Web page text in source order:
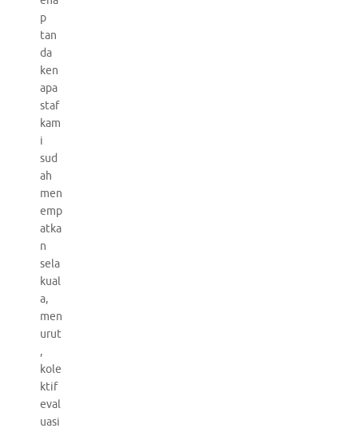
p
tan
da
ken
apa
staf
kam
i
sud
ah
men
emp
atka
n
sela
kual
a,
men
urut
,
kole
ktif
eval
uasi